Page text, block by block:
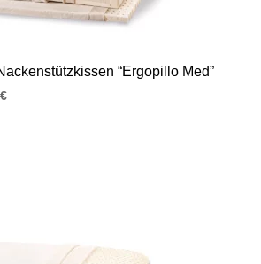
“Ergopillo Med”
€Aktueller